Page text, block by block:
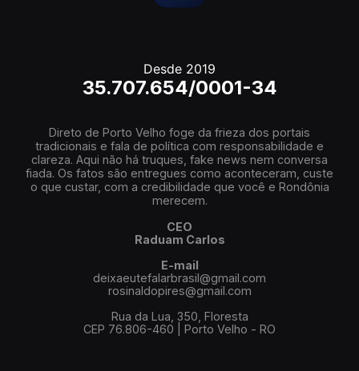
Desde 2019
35.707.654/0001-34
Direto de Porto Velho foge da frieza dos portais
tradicionais e fala de política com responsabilidade e
clareza. Aqui não há truques, fake news nem conversa
fiada. Os fatos são entregues como aconteceram, custe
o que custar, com a credibilidade que você e Rondônia
merecem.
CEO
Raduam Carlos
E-mail
deixaeutefalarbrasil@gmail.com
rosinaldopires@gmail.com
Rua da Lua, 350, Floresta
CEP 76.806-460 | Porto Velho - RO